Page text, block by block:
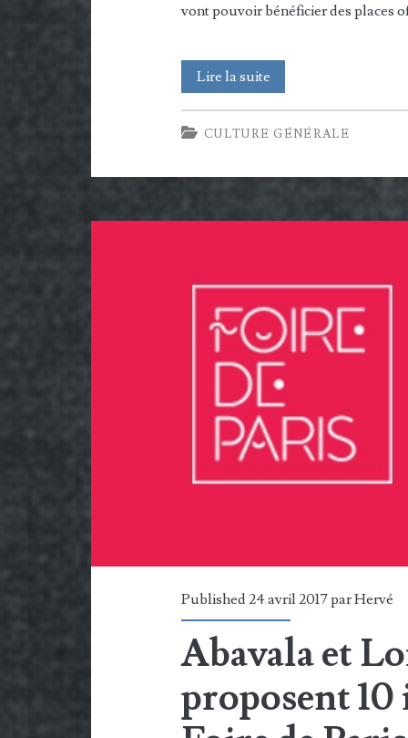
vont pouvoir bénéficier des places
Lire la suiteQui
sont
les
gagnants
pour
la
Foire
de
Paris?
CULTURE GÉNÉRALE
Published 24 avril 2017 parHervé
Abavala et
proposent